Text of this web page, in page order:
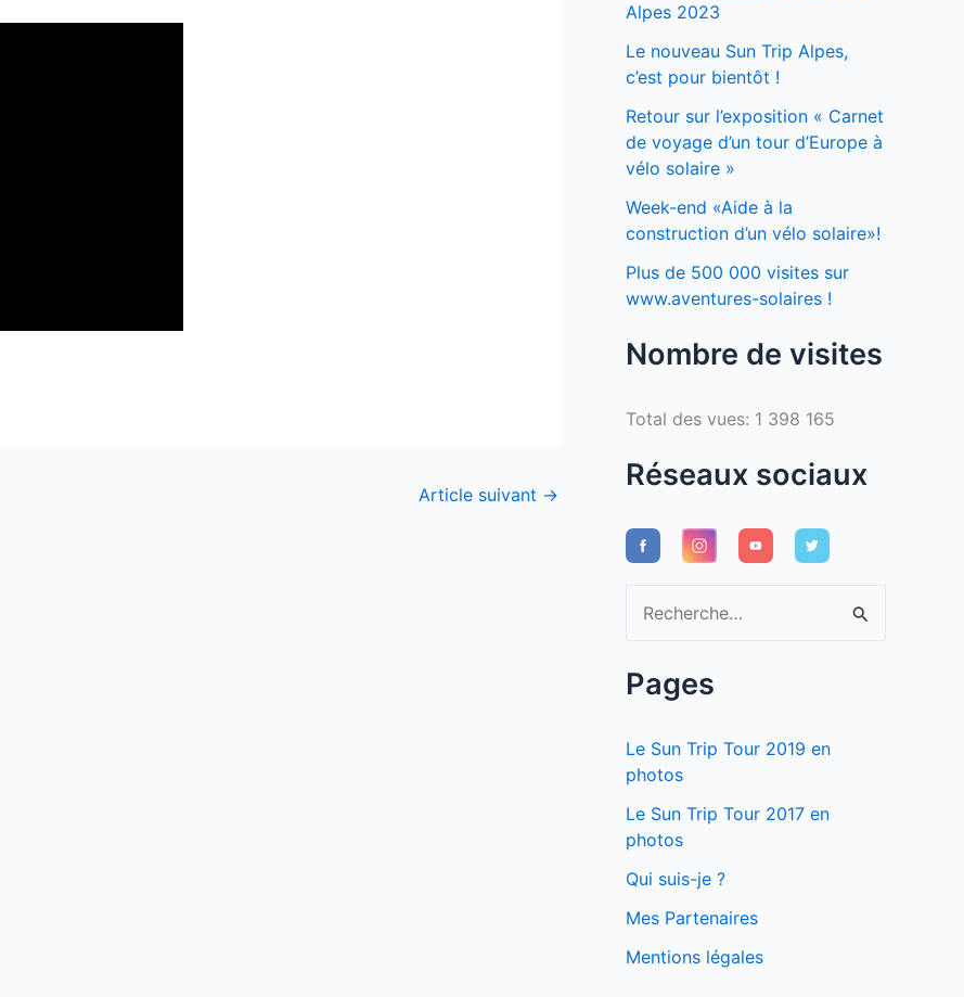
Article suivant →
Alpes 2023
Le nouveau Sun Trip Alpes,
c’est pour bientôt !
Retour sur l’exposition « Carnet
de voyage d’un tour d’Europe à
vélo solaire »
Week-end «Aide à la
construction d’un vélo solaire»!
Plus de 500 000 visites sur
www.aventures-solaires !
Nombre de visites
Total des vues: 1 398 165
Réseaux sociaux
e
c
e
r
c
h
e
r
Pages
Le Sun Trip Tour 2019 en
photos
Le Sun Trip Tour 2017 en
photos
Qui suis-je ?
Mes Partenaires
Mentions légales